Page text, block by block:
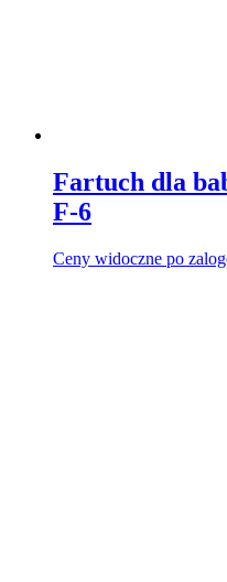
Fartuch dla
F-6
Ceny widoczne po